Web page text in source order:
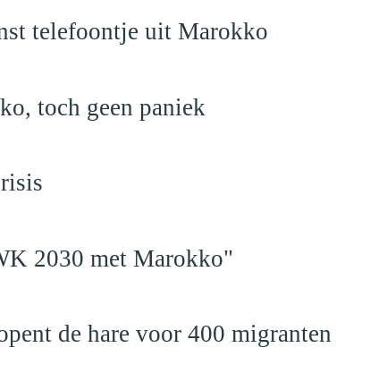
telefoontje uit Marokko
toch geen paniek
2030 met Marokko"
de hare voor 400 migranten